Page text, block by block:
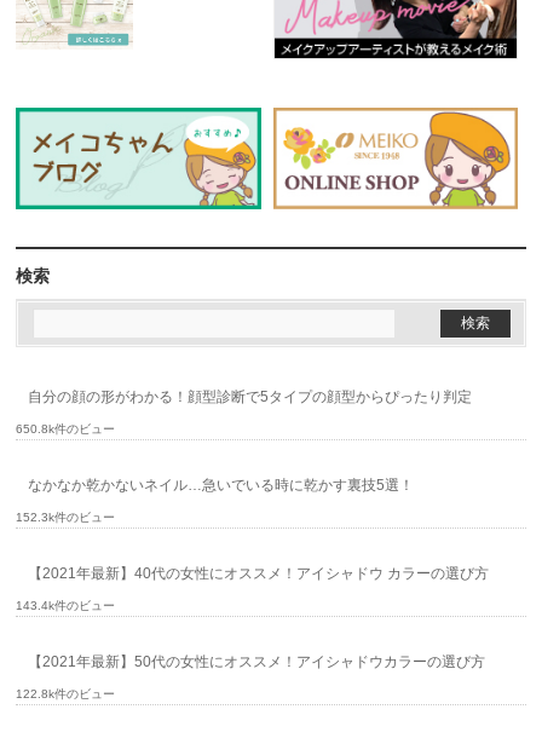
検索
自分の顔の形がわかる！顔型診断で5タイプの顔型からぴったり判定
650.8k件のビュー
なかなか乾かないネイル…急いでいる時に乾かす裏技5選！
152.3k件のビュー
【2021年最新】40代の女性にオススメ！アイシャドウ カラーの選び方
143.4k件のビュー
【2021年最新】50代の女性にオススメ！アイシャドウカラーの選び方
122.8k件のビュー